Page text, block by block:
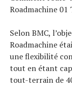
Roadmachine 01
Selon BMC,
Roadmachine
une flexibilité
tout en étant
tout-terrain de